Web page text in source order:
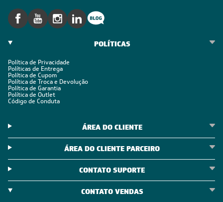
POLÍTICAS
Política de Privacidade
Políticas de Entrega
Política de Cupom
Política de Troca e Devolução
Política de Garantia
Política de Outlet
Código de Conduta
ÁREA DO CLIENTE
ÁREA DO CLIENTE PARCEIRO
CONTATO SUPORTE
CONTATO VENDAS